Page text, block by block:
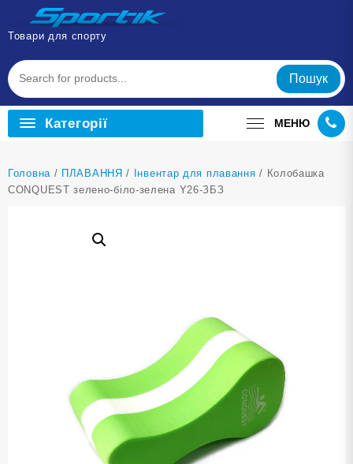
Перейти
вмісту
Товари для спорту
Пошук
Категорії МЕНЮ
Головна / ПЛАВАННЯ / Інвентар для плавання / Колобашка
CONQUEST зелено-біло-зелена Y26-ЗБЗ